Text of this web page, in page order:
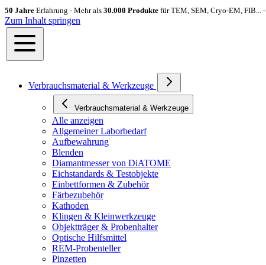
50 Jahre Erfahrung - Mehr als 30.000 Produkte für TEM, SEM, Cryo-EM, FIB... -
Zum Inhalt springen
Verbrauchsmaterial & Werkzeuge
Verbrauchsmaterial & Werkzeuge
Alle anzeigen
Allgemeiner Laborbedarf
Aufbewahrung
Blenden
Diamantmesser von DiATOME
Eichstandards & Testobjekte
Einbettformen & Zubehör
Färbezubehör
Kathoden
Klingen & Kleinwerkzeuge
Objektträger & Probenhalter
Optische Hilfsmittel
REM-Probenteller
Pinzetten